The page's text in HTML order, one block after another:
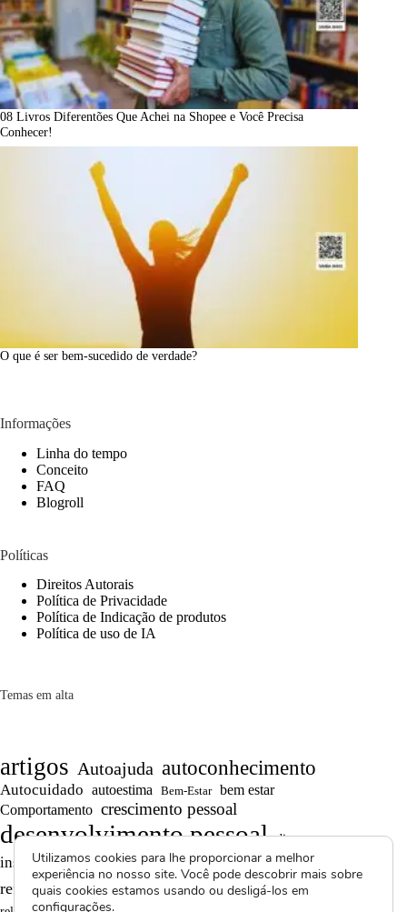
08 Livros Diferentões Que Achei na Shopee e Você Precisa
Conhecer!
O que é ser bem-sucedido de verdade?
Informações
Linha do tempo
Conceito
FAQ
Blogroll
Políticas
Direitos Autorais
Política de Privacidade
Política de Indicação de produtos
Política de uso de IA
Temas em alta
artigos Autoajuda autoconhecimento
Autocuidado autoestima Bem-Estar bem estar
Comportamento crescimento pessoal
desenvolvimento pessoal dicas
inspiração Motivação produtividade Projetos autorais
reflexão Reflexões Reflexões de Vida
Utilizamos cookies para lhe proporcionar a melhor
experiência no nosso site. Você pode descobrir mais sobre
quais cookies estamos usando ou desligá-los em
configurações.